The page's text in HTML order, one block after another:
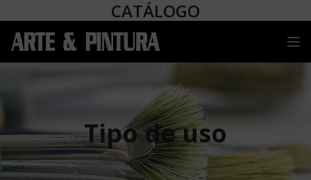
CATÁLOGO
Tipo de uso